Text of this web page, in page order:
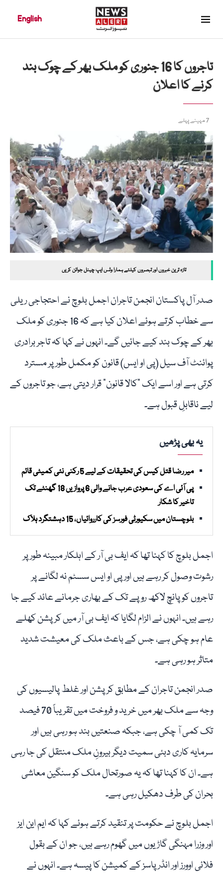
English
تاجروں کا 16 جنوری کو ملک بھر کے چوک بند
کرنے کا اعلان
7 مہینے پہلے
تازہ ترین خبروں اور تبصروں کیلئے ہمارا وٹس ایپ چینل جوائن کریں
صدر آل پاکستان انجمن تاجران اجمل بلوچ نے احتجاجی ریلی
سے خطاب کرتے ہوئے اعلان کیا ہے کہ 16 جنوری کو ملک
بھر کے چوک بند کیے جائیں گے۔ انہوں نے کہا کہ تاجر برادری
پوائنٹ آف سیل (پی او ایس) قانون کو مکمل طور پر مسترد
کرتی ہے اور اسے ایک “کالا قانون” قرار دیتی ہے، جو تاجروں کے
لیے ناقابلِ قبول ہے۔
یہ بھی پڑھیں
میر رضا قتل کیس کی تحقیقات کے لیے 5 رکنی نئی کمیٹی قائم
پی آئی اے کی سعودی عرب جانے والی 6 پروازیں 18 گھنٹے تک
تاخیر کا شکار
بلوچستان میں سکیورٹی فورسز کی کارروائیاں، 15 دہشتگرد ہلاک
اجمل بلوچ کا کہنا تھا کہ ایف بی آر کے اہلکار مبینہ طور پر
رشوت وصول کر رہے ہیں اور پی او ایس سسٹم نہ لگانے پر
تاجروں کو پانچ لاکھ روپے تک کے بھاری جرمانے عائد کیے جا
رہے ہیں۔ انہوں نے الزام لگایا کہ ایف بی آر میں کرپشن کھلے
عام ہو چکی ہے، جس کے باعث ملک کی معیشت شدید
متاثر ہو رہی ہے۔
صدر انجمن تاجران کے مطابق کرپشن اور غلط پالیسیوں کی
وجہ سے ملک بھر میں خرید و فروخت میں تقریباً 70 فیصد
تک کمی آ چکی ہے، جبکہ صنعتیں بند ہو رہی ہیں اور
سرمایہ کاری دبئی سمیت دیگر بیرونِ ملک منتقل کی جا رہی
ہے۔ ان کا کہنا تھا کہ یہ صورتحال ملک کو سنگین معاشی
بحران کی طرف دھکیل رہی ہے۔
اجمل بلوچ نے حکومت پر تنقید کرتے ہوئے کہا کہ ایم این ایز
اور وزرا مہنگی گاڑیوں میں گھوم رہے ہیں، جو ان کے بقول
فلائی اوورز اور انڈر پاسز کے کمیشن کا پیسہ ہے۔ انہوں نے